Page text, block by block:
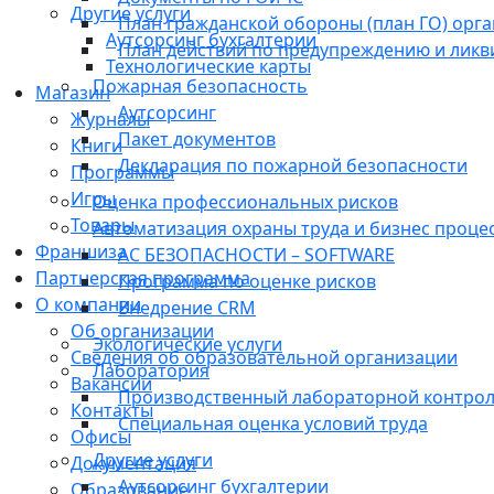
Другие услуги
Аутсорсинг бухгалтерии
Технологические карты
Магазин
Журналы
Книги
Программы
Игры
Товары
Франшиза
Партнерская программа
О компании
Об организации
Сведения об образовательной организации
Вакансии
Контакты
Офисы
Документация
План гражданской обороны (план ГО)
План действий по предупреждению и
Пожарная безопасность
Аутсорсинг
Пакет документов
Декларация по пожарной безопасности
Оценка профессиональных рисков
Автоматизация охраны труда и бизнес
АС БЕЗОПАСНОСТИ – SOFTWARE
Программа по оценке рисков
Внедрение CRM
Экологические услуги
Лаборатория
Производственный лабораторной
Специальная оценка условий труда
Другие услуги
Аутсорсинг бухгалтерии